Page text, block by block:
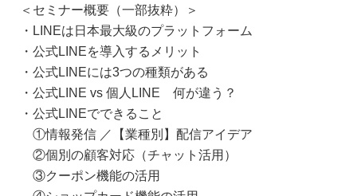
＜セミナー概要（一部抜粋）＞
・LINEは日本最大級のプラットフォーム
・公式LINEを導入するメリット
・公式LINEには3つの種類がある
・公式LINE vs 個人LINE 何が違う？
・公式LINEでできること
①情報発信 ／【業種別】配信アイデア
②個別の顧客対応（チャット活用）
③クーポン機能の活用